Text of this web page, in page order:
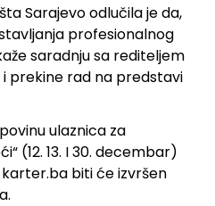
Sarajevo odlučila je da,
profesionalnog
saradnju sa rediteljem
prekine rad na predstavi
ulaznica za
(12. 13. I 30. decembar)
biti će izvršen